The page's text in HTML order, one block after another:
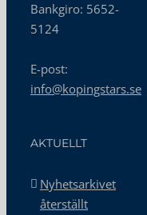
Bankgiro: 5652-
5124
E-post:
info@kopingstars.se
AKTUELLT
Nyhetsarkivet
återställt